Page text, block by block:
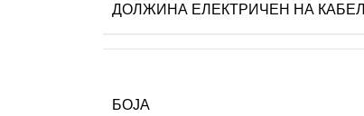
ДОЛЖИНА ЕЛЕКТРИЧЕН НА КАБЕЛ
БОЈА